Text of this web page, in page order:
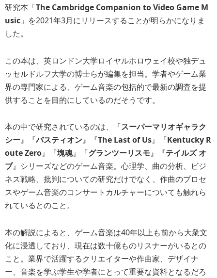
研究本「The Cambridge Companion to Video Game M
usic 」を2021年3月にリリースすることが明らかになりま
した。
この本は、英ロンドン大学ロイヤルホロウェイ校や独デュ
ッセルドルフ大学の博士らが編集を担当。学者やゲーム業
界の専門家による、ゲーム音楽の包括的で最新の調査を提
供することを目的にしているのだそうです。
本の中で研究されているのは、『スーパーマリオギャラク
シー』『バスティオン』『The Last of Us』『Kentucky R
oute Zero』『塊魂』『グランツーリスモ』『テイルズ オ
ブ』シリーズなどのゲーム音楽。心理学、曲の分析、ビジ
ネス戦略、批判についての研究だけでなく、作曲のプロセ
スやゲーム音楽のコンサートカルチャーについても触れら
れているとのこと。
本の解説によると、ゲーム音楽は40年以上も前から大衆文
化に浸透しており、現在は数十億ものリスナーがいるとの
こと。業界で活躍するクリエイターや作曲家、デザイナ
ー、音楽を学ぶ学生や学者にとって重要な資料となるだろ